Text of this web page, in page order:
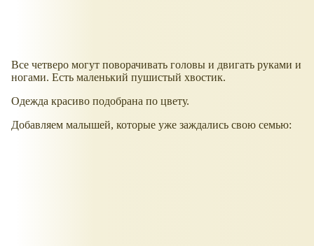
Все четверо могут поворачивать головы и двигать руками и
ногами. Есть маленький пушистый хвостик.
Одежда красиво подобрана по цвету.
Добавляем малышей, которые уже заждались свою семью: